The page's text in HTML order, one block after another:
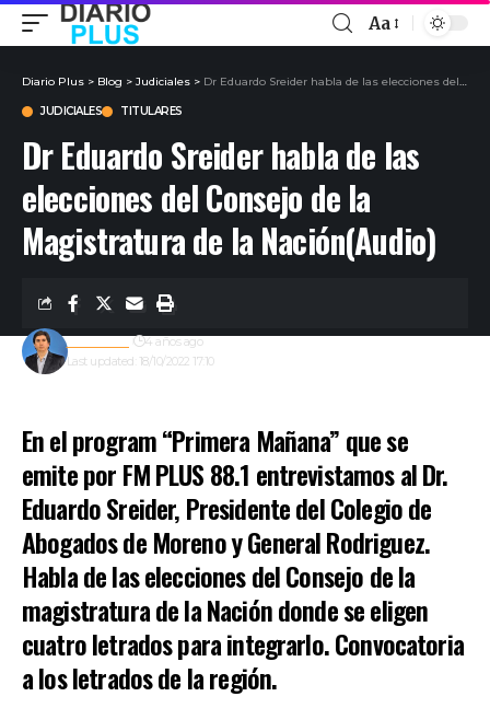
Aa
Diario Plus > Blog > Judiciales > Dr Eduardo Sreider habla de las elecciones del Consejo de la Magistratura de la Nación(Audio)
JUDICIALES TITULARES
Dr Eduardo Sreider habla de las
elecciones del Consejo de la
Magistratura de la Nación(Audio)
Last updated: 18/10/2022 17:10
Redacción 4 años ago
En el program “Primera Mañana” que se
emite por FM PLUS 88.1 entrevistamos al Dr.
Eduardo Sreider, Presidente del Colegio de
Abogados de Moreno y General Rodriguez.
Habla de las elecciones del Consejo de la
magistratura de la Nación donde se eligen
cuatro letrados para integrarlo. Convocatoria
a los letrados de la región.